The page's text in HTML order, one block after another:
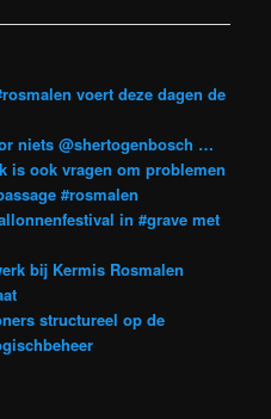
voert deze dagen de
niets @shertogenbosch …
is ook vragen om problemen
#rosmalen
in #grave met
bij Kermis Rosmalen
structureel op de